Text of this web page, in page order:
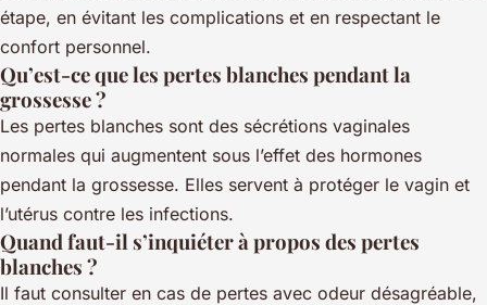
étape, en évitant les complications et en respectant le
confort personnel.
Qu’est-ce que les pertes blanches pendant la
grossesse ?
Les pertes blanches sont des sécrétions vaginales
normales qui augmentent sous l’effet des hormones
pendant la grossesse. Elles servent à protéger le vagin et
l’utérus contre les infections.
Quand faut-il s’inquiéter à propos des pertes
blanches ?
Il faut consulter en cas de pertes avec odeur désagréable,